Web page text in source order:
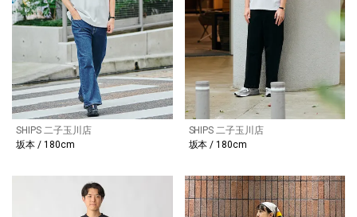
SHIPS 二子玉川店
坂本 / 180cm
SHIPS 二子玉川店
坂本 / 180cm